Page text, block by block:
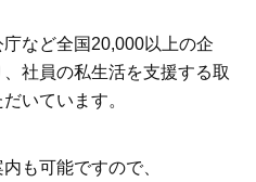
など全国20,000以上の企
社員の私生活を支援する取
いています。
も可能ですので、